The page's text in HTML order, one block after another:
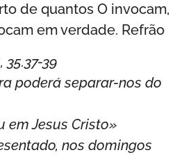
de quantos O invocam,
em verdade. Refrão
35.37-39
poderá separar-nos do
em Jesus Cristo»
nos domingos